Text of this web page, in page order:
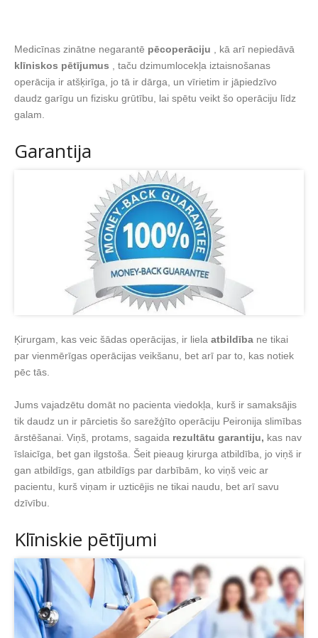
Medicīnas zinātne negarantē pēcoperāciju , kā arī nepiedāvā
klīniskos pētījumus , taču dzimumlocekļa iztaisnošanas
operācija ir atšķirīga, jo tā ir dārga, un vīrietim ir jāpiedzīvo
daudz garīgu un fizisku grūtību, lai spētu veikt šo operāciju līdz
galam.
Garantija
Ķirurgam, kas veic šādas operācijas, ir liela atbildība ne tikai
par vienmērīgas operācijas veikšanu, bet arī par to, kas notiek
pēc tās.
Jums vajadzētu domāt no pacienta viedokļa, kurš ir samaksājis
tik daudz un ir pārcietis šo sarežģīto operāciju Peironija slimības
ārstēšanai. Viņš, protams, sagaida rezultātu garantiju, kas nav
īslaicīga, bet gan ilgstoša. Šeit pieaug ķirurga atbildība, jo viņš ir
gan atbildīgs, gan atbildīgs par darbībām, ko viņš veic ar
pacientu, kurš viņam ir uzticējis ne tikai naudu, bet arī savu
dzīvību.
Klīniskie pētījumi